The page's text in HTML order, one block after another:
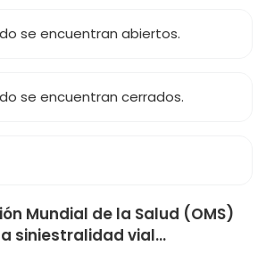
se encuentran abiertos.
se encuentran cerrados.
Mundial de la Salud (OMS)
siniestralidad vial...